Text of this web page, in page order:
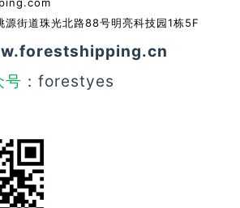
源街道珠光北路88号明亮科技园1栋5F
号 ：forestyes